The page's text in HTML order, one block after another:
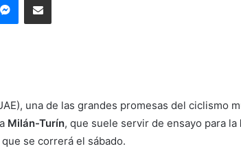
una de las grandes promesas del ciclismo
Milán-Turín, que suele servir de ensayo para la
se correrá el sábado.